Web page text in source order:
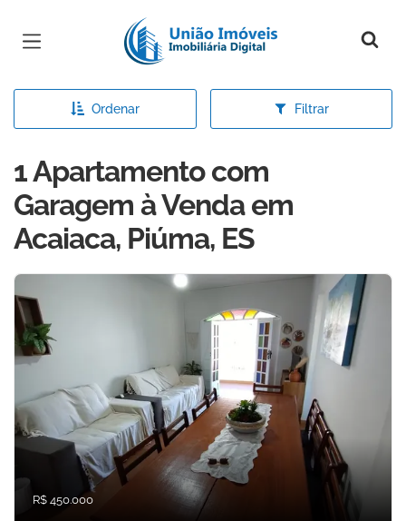
Página inicial
Ordenar Filtrar
1 Apartamento com
Garagem à Venda em
Acaiaca, Piúma, ES
R$ 450.000